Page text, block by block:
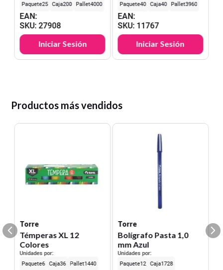
25
200 4000
EAN:
SKU:27908
Iniciar Sesión
40
40 3960
EAN:
SKU: 11767
Iniciar Sesión
Productos más vendidos
Torre
Témperas XL 12
Colores
Unidades por:
6
36 1440
Torre
Bolígrafo Pasta 1,0
mm Azul
Unidades por:
12
1728